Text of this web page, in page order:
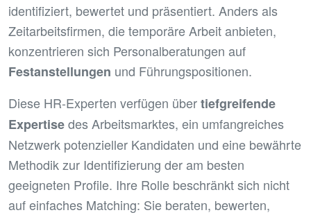
identifiziert, bewertet und präsentiert. Anders als
Zeitarbeitsfirmen, die temporäre Arbeit anbieten,
konzentrieren sich Personalberatungen auf
Festanstellungen und Führungspositionen.
Diese HR-Experten verfügen übertiefgreifende
Expertisedes Arbeitsmarktes, ein umfangreiches
Netzwerk potenzieller Kandidaten und eine bewährte
Methodik zur Identifizierung der am besten
geeigneten Profile. Ihre Rolle beschränkt sich nicht
auf einfaches Matching: Sie beraten, bewerten,